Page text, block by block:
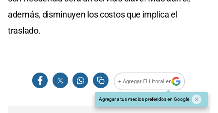
además, disminuyen los costos que implica el
traslado.
+ Agregar El Litoral en
Agregar a tus medios preferidos en Google